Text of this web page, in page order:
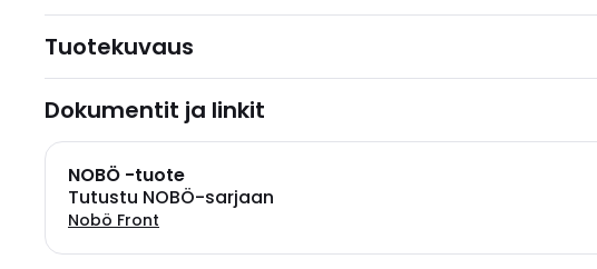
Tuotekuvaus
Dokumentit ja linkit
NOBÖ -tuote
Tutustu NOBÖ-sarjaan
Nobö Front